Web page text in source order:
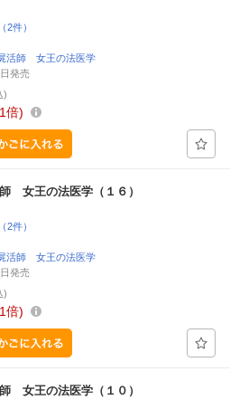
（2件）
活師 女王の法医学
発売
)
1倍
女王の法医学（１６）
（2件）
活師 女王の法医学
発売
)
1倍
女王の法医学（１０）